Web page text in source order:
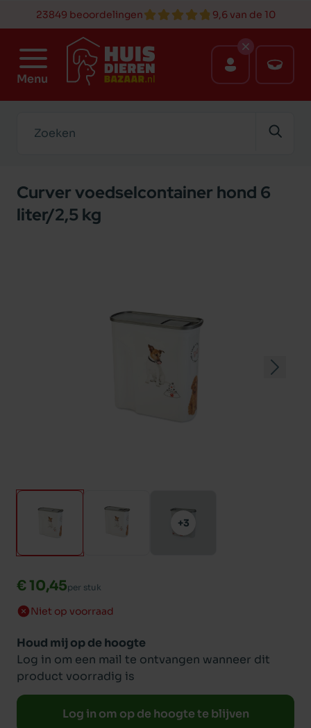
23849 beoordelingen 9,6 van de 10
Menu
Curver voedselcontainer hond 6
liter/2,5 kg
+3
€ 10,45per stuk
Niet op voorraad
Houd mij op de hoogte
Log in om een mail te ontvangen wanneer dit
product voorradig is
Log in om op de hoogte te blijven